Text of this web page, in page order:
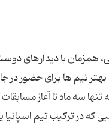
همزمان با دیدارهای
تیم ها برای حضور در
سه ماه تا آغاز
که در ترکیب تیم